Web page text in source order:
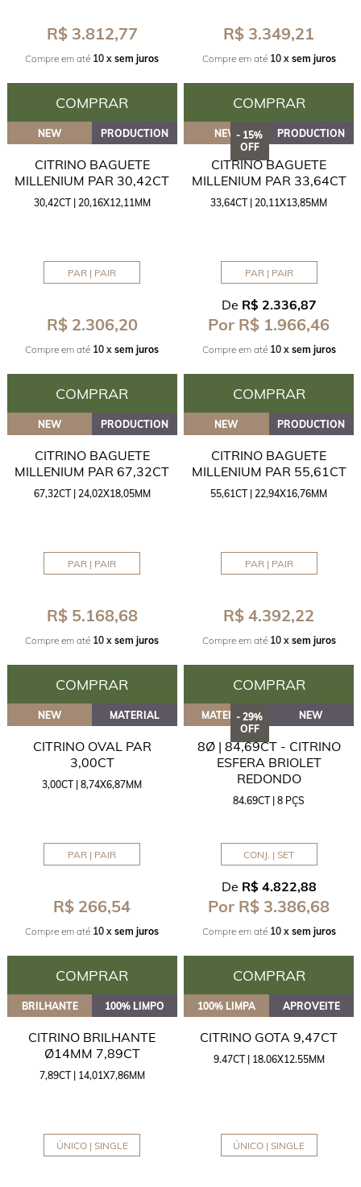
R$ 3.812,77
Compre em até 10 x sem juros
COMPRAR
R$ 3.349,21
Compre em até 10 x sem juros
COMPRAR
NEW PRODUCTION
CITRINO BAGUETE
MILLENIUM PAR 30,42CT
30,42CT | 20,16X12,11MM
PAR | PAIR
R$ 2.306,20
Compre em até 10 x sem juros
COMPRAR
- 15%
OFF
NEW PRODUCTION
CITRINO BAGUETE
MILLENIUM PAR 33,64CT
33,64CT | 20,11X13,85MM
PAR | PAIR
De R$ 2.336,87
Por R$ 1.966,46
Compre em até 10 x sem juros
COMPRAR
NEW PRODUCTION
CITRINO BAGUETE
MILLENIUM PAR 67,32CT
67,32CT | 24,02X18,05MM
PAR | PAIR
R$ 5.168,68
Compre em até 10 x sem juros
COMPRAR
NEW PRODUCTION
CITRINO BAGUETE
MILLENIUM PAR 55,61CT
55,61CT | 22,94X16,76MM
PAR | PAIR
R$ 4.392,22
Compre em até 10 x sem juros
COMPRAR
NEW MATERIAL
CITRINO OVAL PAR
3,00CT
3,00CT | 8,74X6,87MM
PAR | PAIR
R$ 266,54
Compre em até 10 x sem juros
COMPRAR
- 29%
OFF
MATERIAL NEW
8Ø | 84,69CT - CITRINO
ESFERA BRIOLET
REDONDO
84.69CT | 8 PÇS
CONJ. | SET
De R$ 4.822,88
Por R$ 3.386,68
Compre em até 10 x sem juros
COMPRAR
BRILHANTE 100% LIMPO
CITRINO BRILHANTE
Ø14MM 7,89CT
7,89CT | 14,01X7,86MM
ÚNICO | SINGLE
100% LIMPA APROVEITE
CITRINO GOTA 9,47CT
9.47CT | 18.06X12.55MM
ÚNICO | SINGLE